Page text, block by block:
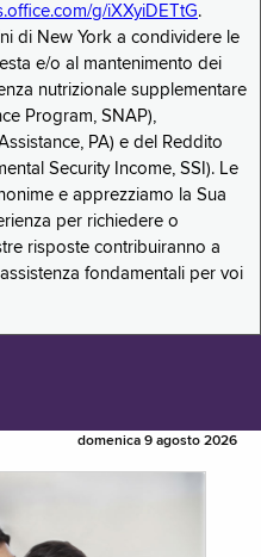
g/iXXyiDETtG.
di New York a condividere le
e/o al mantenimento dei
nutrizionale supplementare
Program, SNAP),
PA) e del Reddito
Security Income, SSI). Le
e apprezziamo la Sua
per richiedere o
risposte contribuiranno a
fondamentali per voi
domenica 9 agosto 2026